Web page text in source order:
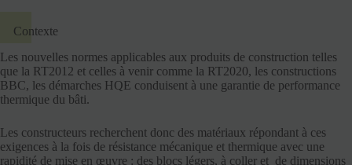
Contexte
Les nouvelles normes applicables aux produits de construction telles
que la RT2012 et celles à venir comme la RT2020, les constructions
BBC, les démarches HQE conduisent à une garantie de performance
thermique du bâti.
Les constructeurs recherchent donc des matériaux répondant à ces
exigences à la fois de résistance mécanique et thermique avec une
rapidité de mise en œuvre : des blocs légers, à coller et de dimensions